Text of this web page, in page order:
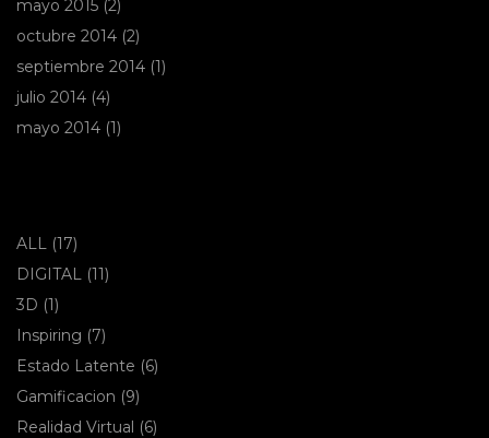
mayo 2015 (2)
octubre 2014 (2)
septiembre 2014 (1)
julio 2014 (4)
mayo 2014 (1)
ALL (17)
DIGITAL (11)
3D (1)
Inspiring (7)
Estado Latente (6)
Gamificacion (9)
Realidad Virtual (6)